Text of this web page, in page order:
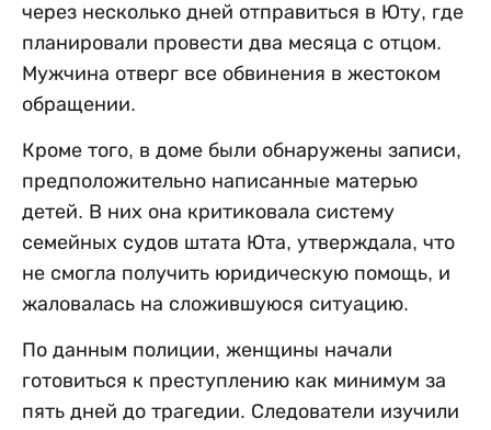
через несколько дней отправиться в Юту, где
планировали провести два месяца с отцом.
Мужчина отверг все обвинения в жестоком
обращении.
Кроме того, в доме были обнаружены записи,
предположительно написанные матерью
детей. В них она критиковала систему
семейных судов штата Юта, утверждала, что
не смогла получить юридическую помощь, и
жаловалась на сложившуюся ситуацию.
По данным полиции, женщины начали
готовиться к преступлению как минимум за
пять дней до трагедии. Следователи изучили